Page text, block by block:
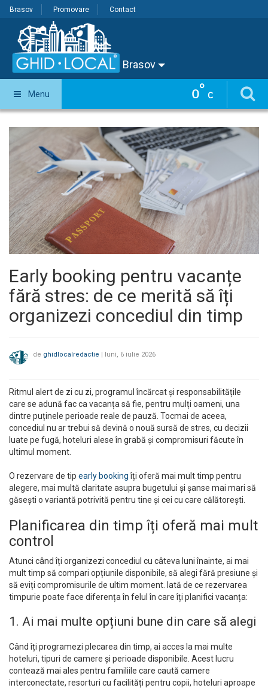
Brasov Promovare Contact
Brasov
0° C
Menu
Early booking pentru vacanțe
fără stres: de ce merită să îți
organizezi concediul din timp
de ghidlocalredactie | luni, 6 iulie 2026
Ritmul alert de zi cu zi, programul încărcat și responsabilitățile
care se adună fac ca vacanța să fie, pentru mulți oameni, una
dintre puținele perioade reale de pauză. Tocmai de aceea,
concediul nu ar trebui să devină o nouă sursă de stres, cu decizii
luate pe fugă, hoteluri alese în grabă și compromisuri făcute în
ultimul moment.
O rezervare de tip early bookingîți oferă mai mult timp pentru
alegere, mai multă claritate asupra bugetului și șanse mai mari să
găsești o variantă potrivită pentru tine și cei cu care călătorești.
Planificarea din timp îți oferă mai mult
control
Atunci când îți organizezi concediul cu câteva luni înainte, ai mai
mult timp să compari opțiunile disponibile, să alegi fără presiune și
să eviți compromisurile de ultim moment. Iată de ce rezervarea
timpurie poate face diferența în felul în care îți planifici vacanța:
1. Ai mai multe opțiuni bune din care să alegi
Când îți programezi plecarea din timp, ai acces la mai multe
hoteluri, tipuri de camere și perioade disponibile. Acest lucru
contează mai ales pentru familiile care caută camere
interconectate, resorturi cu facilități pentru copii, hoteluri aproape